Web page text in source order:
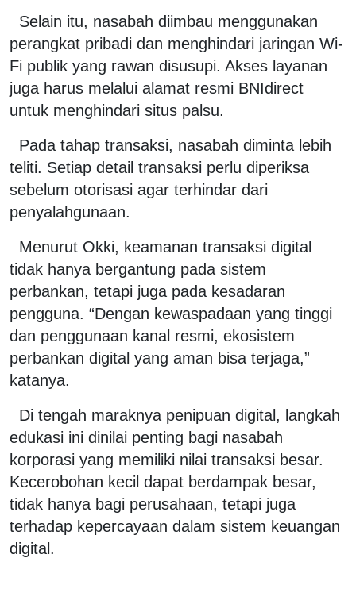
Selain itu, nasabah diimbau menggunakan
perangkat pribadi dan menghindari jaringan Wi-
Fi publik yang rawan disusupi. Akses layanan
juga harus melalui alamat resmi BNIdirect
untuk menghindari situs palsu.
Pada tahap transaksi, nasabah diminta lebih
teliti. Setiap detail transaksi perlu diperiksa
sebelum otorisasi agar terhindar dari
penyalahgunaan.
Menurut Okki, keamanan transaksi digital
tidak hanya bergantung pada sistem
perbankan, tetapi juga pada kesadaran
pengguna. “Dengan kewaspadaan yang tinggi
dan penggunaan kanal resmi, ekosistem
perbankan digital yang aman bisa terjaga,”
katanya.
Di tengah maraknya penipuan digital, langkah
edukasi ini dinilai penting bagi nasabah
korporasi yang memiliki nilai transaksi besar.
Kecerobohan kecil dapat berdampak besar,
tidak hanya bagi perusahaan, tetapi juga
terhadap kepercayaan dalam sistem keuangan
digital.